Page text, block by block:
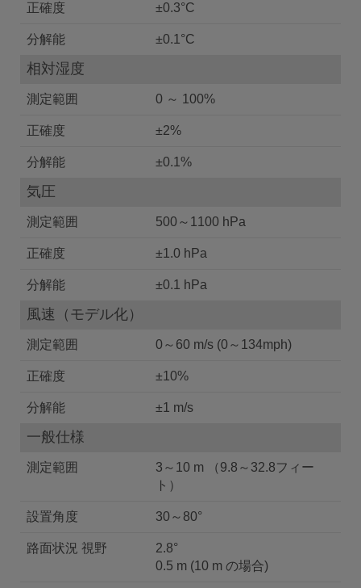
正確度 ±0.3°C
分解能 ±0.1°C
相対湿度
測定範囲 0 ～ 100%
正確度 ±2%
分解能 ±0.1%
気圧
測定範囲 500～1100 hPa
正確度 ±1.0 hPa
分解能 ±0.1 hPa
風速（モデル化）
測定範囲 0～60 m/s (0～134mph)
正確度 ±10%
分解能 ±1 m/s
一般仕様
測定範囲
3～10 m （9.8～32.8フィー
ト）
設置角度 30～80°
路面状況 視野
2.8°
0.5 m (10 m の場合)